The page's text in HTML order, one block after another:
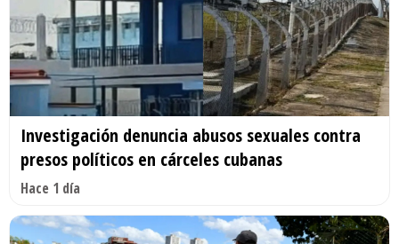
Investigación denuncia abusos sexuales contra
presos políticos en cárceles cubanas
Hace 1 día